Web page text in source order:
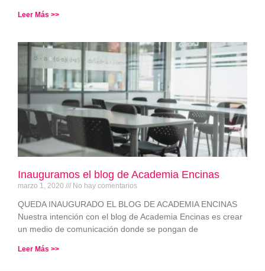
Leer Más >>
Inauguramos el blog de Academia Encinas
marzo 1, 2020 No hay comentarios
QUEDA INAUGURADO EL BLOG DE ACADEMIA ENCINAS
Nuestra intención con el blog de Academia Encinas es crear
un medio de comunicación donde se pongan de
Leer Más >>